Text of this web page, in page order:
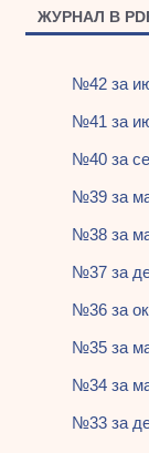
ЖУРНАЛ В
№42 за
№41 за
№40 за
№39 за
№38 за
№37 за
№36 за
№35 за
№34 за
№33 за